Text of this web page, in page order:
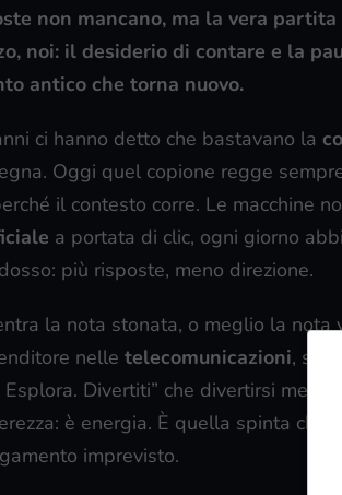
non mancano, ma la vera
noi: il desiderio di contare e la
antico che torna nuovo.
ci hanno detto che bastavano la
Oggi quel copione regge
il contesto corre. Le macchine
a portata di clic, ogni giorno
più risposte, meno direzione.
la nota stonata, o meglio la
nelle telecomunicazioni,
Esplora. Divertiti” che divertirsi
è energia. È quella spinta che
imprevisto.